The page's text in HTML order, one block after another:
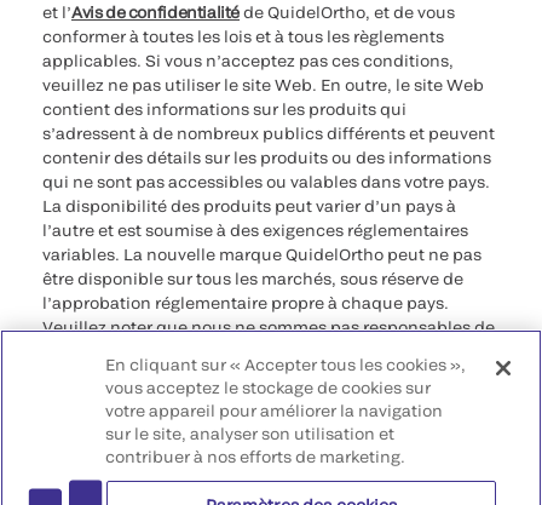
et l’Avis de confidentialitéde QuidelOrtho, et de vous
conformer à toutes les lois et à tous les règlements
applicables. Si vous n’acceptez pas ces conditions,
veuillez ne pas utiliser le site Web. En outre, le site Web
contient des informations sur les produits qui
s’adressent à de nombreux publics différents et peuvent
contenir des détails sur les produits ou des informations
qui ne sont pas accessibles ou valables dans votre pays.
La disponibilité des produits peut varier d’un pays à
l’autre et est soumise à des exigences réglementaires
variables. La nouvelle marque QuidelOrtho peut ne pas
être disponible sur tous les marchés, sous réserve de
l’approbation réglementaire propre à chaque pays.
Veuillez noter que nous ne sommes pas responsables de
conformes à une procédure légale, à une
réglementation, à un enregistrement ou à un usage dans
votre pays d’origine.
©2026 QuidelOrtho Corporation. Tous droits réservés.
En cliquant sur « Accepter tous les cookies »,
vous acceptez le stockage de cookies sur
votre appareil pour améliorer la navigation
sur le site, analyser son utilisation et
contribuer à nos efforts de marketing.